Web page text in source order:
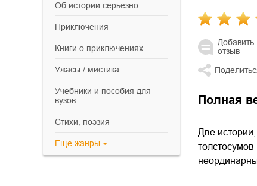
об истории серьезно
приключения
книги о приключениях
ужасы / мистика
учебники и пособия для
вузов
cтихи, поэзия
Еще жанры
Добавить
отзыв
Полная
Две